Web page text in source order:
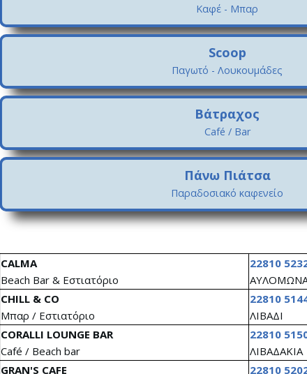
Καφέ - Μπαρ
Scoop
Παγωτό - Λουκουμάδες
Βάτραχος
Café / Bar
Πάνω Πιάτσα
Παραδοσιακό καφενείο
CALMA
Beach Bar & Εστιατόριο
22810
CHILL & CO
Μπαρ / Εστιατόριο
22810
ΛΙΒΑΔΙ
CORALLI LOUNGE BAR
Café / Beach bar
22810
ΛΙΒΑΔΑΚΙΑ
GRAN'S CAFE
22810